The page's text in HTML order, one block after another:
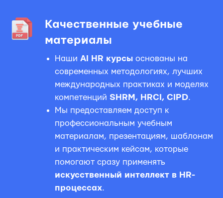
Качественные учебные
материалы
Наши AI HR курсы основаны на
современных методологиях, лучших
международных практиках и моделях
компетенций SHRM, HRCI, CIPD.
Мы предоставляем доступ к
профессиональным учебным
материалам, презентациям, шаблонам
и практическим кейсам, которые
помогают сразу применять
искусственный интеллект в HR-
процессах.